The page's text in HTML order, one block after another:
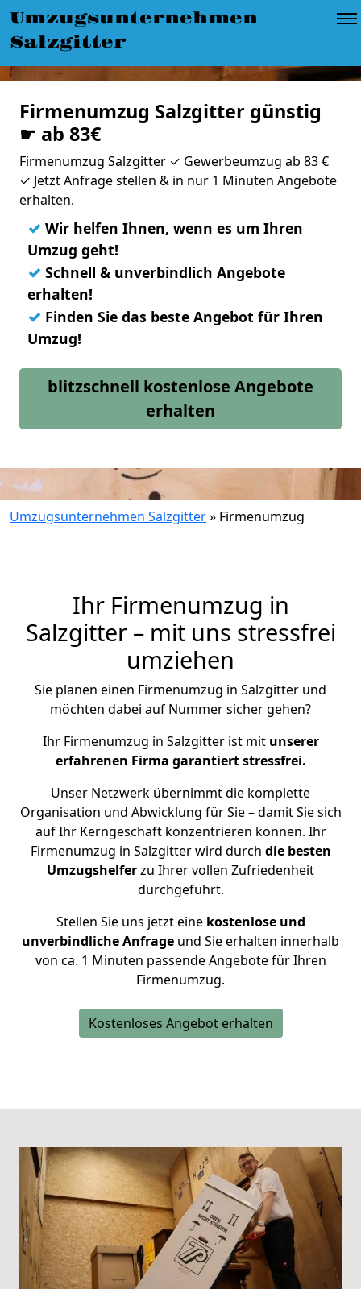
Umzugsunternehmen
Salzgitter
Firmenumzug Salzgitter günstig
☛ ab 83€
Firmenumzug Salzgitter ✓ Gewerbeumzug ab 83 €
✓ Jetzt Anfrage stellen & in nur 1 Minuten Angebote
erhalten.
✓ Wir helfen Ihnen, wenn es um Ihren
Umzug geht!
✓ Schnell & unverbindlich Angebote
erhalten!
✓ Finden Sie das beste Angebot für Ihren
Umzug!
blitzschnell kostenlose Angebote
erhalten
Umzugsunternehmen Salzgitter» Firmenumzug
Ihr Firmenumzug in
Salzgitter – mit uns stressfrei
umziehen
Sie planen einen Firmenumzug in Salzgitter und
möchten dabei auf Nummer sicher gehen?
Ihr Firmenumzug in Salzgitter ist mit unserer
erfahrenen Firma garantiert stressfrei.
Unser Netzwerk übernimmt die komplette
Organisation und Abwicklung für Sie – damit Sie sich
auf Ihr Kerngeschäft konzentrieren können. Ihr
Firmenumzug in Salzgitter wird durch die besten
Umzugshelferzu Ihrer vollen Zufriedenheit
durchgeführt.
Stellen Sie uns jetzt eine kostenlose und
unverbindliche Anfrage und Sie erhalten innerhalb
von ca. 1 Minuten passende Angebote für Ihren
Firmenumzug.
Kostenloses Angebot erhalten